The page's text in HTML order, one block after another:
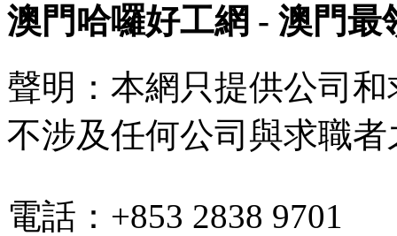
澳門哈囉好工網 - 澳門最
聲明：本網只提供公司
不涉及任何公司與求職
電話：+853 2838 9701